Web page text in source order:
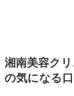
湘南美容ク
の気になる